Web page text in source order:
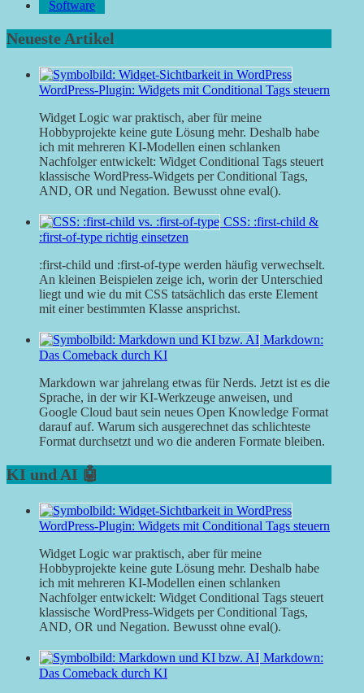
Software
Neueste Artikel
WordPress-Plugin: Widgets mit Conditional Tags steuern
Widget Logic war praktisch, aber für meine
Hobbyprojekte keine gute Lösung mehr. Deshalb habe
ich mit mehreren KI-Modellen einen schlanken
Nachfolger entwickelt: Widget Conditional Tags steuert
klassische WordPress-Widgets per Conditional Tags,
AND, OR und Negation. Bewusst ohne eval().
CSS: :first-child &
:first-of-type richtig einsetzen
:first-child und :first-of-type werden häufig verwechselt.
An kleinen Beispielen zeige ich, worin der Unterschied
liegt und wie du mit CSS tatsächlich das erste Element
mit einer bestimmten Klasse ansprichst.
Markdown:
Das Comeback durch KI
Markdown war jahrelang etwas für Nerds. Jetzt ist es die
Sprache, in der wir KI-Werkzeuge anweisen, und
Google Cloud baut sein neues Open Knowledge Format
darauf auf. Warum sich ausgerechnet das schlichteste
Format durchsetzt und wo die anderen Formate bleiben.
KI und AI 🤖
WordPress-Plugin: Widgets mit Conditional Tags steuern
Widget Logic war praktisch, aber für meine
Hobbyprojekte keine gute Lösung mehr. Deshalb habe
ich mit mehreren KI-Modellen einen schlanken
Nachfolger entwickelt: Widget Conditional Tags steuert
klassische WordPress-Widgets per Conditional Tags,
AND, OR und Negation. Bewusst ohne eval().
Markdown:
Das Comeback durch KI